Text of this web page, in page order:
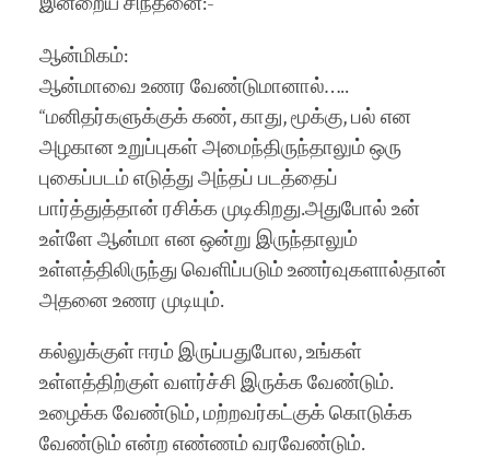
ஆன்மிகம்:
ஆன்மாவை உணர வேண்டுமானால்…..
“மனிதர்களுக்குக் கண், காது, மூக்கு, பல் என
அழகான உறுப்புகள் அமைந்திருந்தாலும் ஒரு
புகைப்படம் எடுத்து அந்தப் படத்தைப்
பார்த்துத்தான் ரசிக்க முடிகிறது.அதுபோல் உன்
உள்ளே ஆன்மா என ஒன்று இருந்தாலும்
உள்ளத்திலிருந்து வெளிப்படும் உணர்வுகளால்தான்
அதனை உணர முடியும்.
கல்லுக்குள் ஈரம் இருப்பதுபோல, உங்கள்
உள்ளத்திற்குள் வளர்ச்சி இருக்க வேண்டும்.
உழைக்க வேண்டும், மற்றவர்கட்குக் கொடுக்க
வேண்டும் என்ற எண்ணம் வரவேண்டும்.